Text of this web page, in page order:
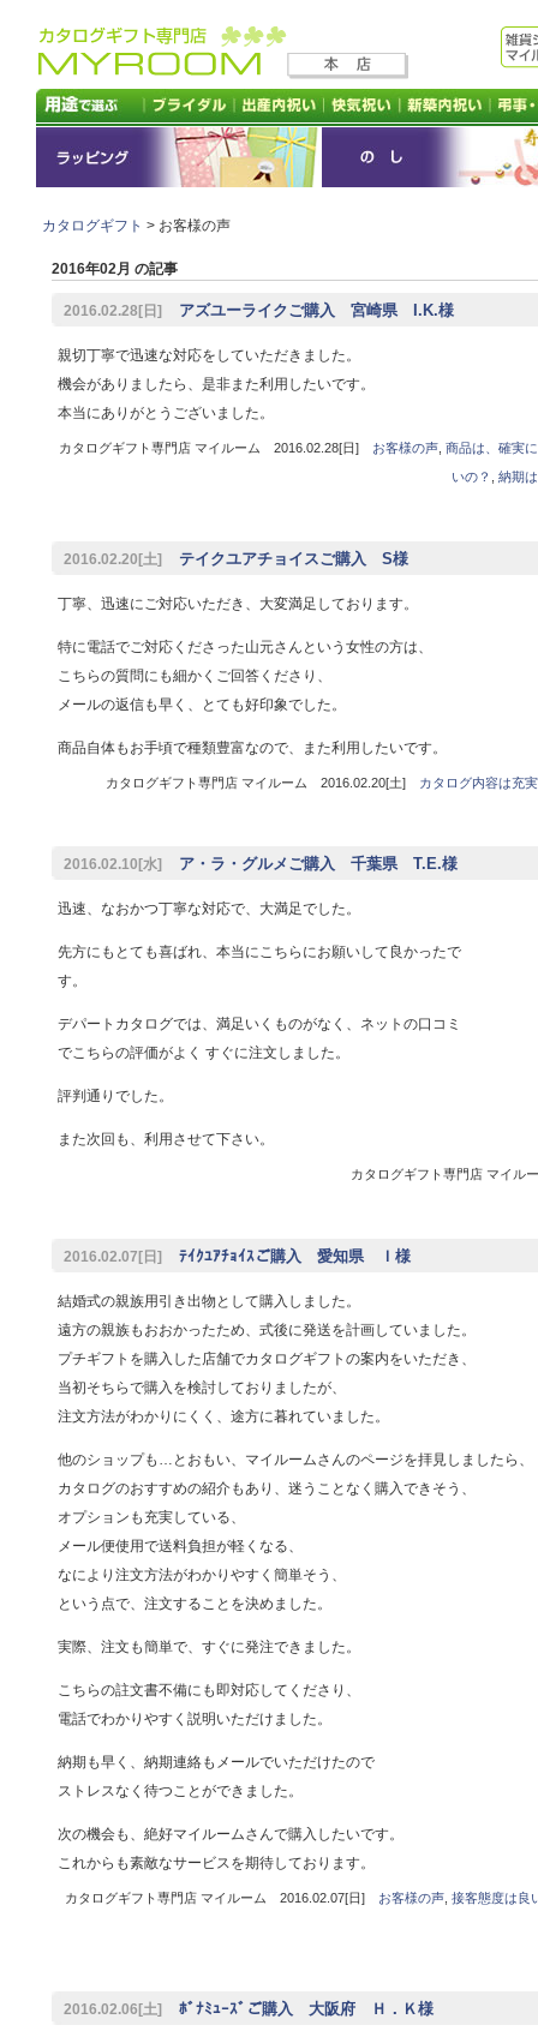
カタログギフト > お客様の声
2016年02月 の記事
2016.02.28[日] アズユーライクご購入 宮崎県 I.K.様
親切丁寧で迅速な対応をしていただきました。
機会がありましたら、是非また利用したいです。
本当にありがとうございました。
カタログギフト専門店 マイルーム 2016.02.28[日] お客様の声, 商品は、確実
いの？
納期
2016.02.20[土] テイクユアチョイスご購入 S様
丁寧、迅速にご対応いただき、大変満足しております。
特に電話でご対応くださった山元さんという女性の方は、
こちらの質問にも細かくご回答くださり、
メールの返信も早く、とても好印象でした。
商品自体もお手頃で種類豊富なので、また利用したいです。
カタログギフト専門店 マイルーム 2016.02.20[土] カタログ内容は充
2016.02.10[水] ア・ラ・グルメご購入 千葉県 T.E.様
迅速、なおかつ丁寧な対応で、大満足でした。
先方にもとても喜ばれ、本当にこちらにお願いして良かったで
す。
デパートカタログでは、満足いくものがなく、ネットの口コミ
でこちらの評価がよく すぐに注文しました。
評判通りでした。
また次回も、利用させて下さい。
カタログギフト専門店 マイ
2016.02.07[日] ﾃｲｸﾕｱﾁｮｲｽご購入 愛知県 Ｉ様
結婚式の親族用引き出物として購入しました。
遠方の親族もおおかったため、式後に発送を計画していました。
プチギフトを購入した店舗でカタログギフトの案内をいただき、
当初そちらで購入を検討しておりましたが、
注文方法がわかりにくく、途方に暮れていました。
他のショップも…とおもい、マイルームさんのページを拝見しましたら、
カタログのおすすめの紹介もあり、迷うことなく購入できそう、
オプションも充実している、
メール便使用で送料負担が軽くなる、
なにより注文方法がわかりやすく簡単そう、
という点で、注文することを決めました。
実際、注文も簡単で、すぐに発注できました。
こちらの註文書不備にも即対応してくださり、
電話でわかりやすく説明いただけました。
納期も早く、納期連絡もメールでいただけたので
ストレスなく待つことができました。
次の機会も、絶好マイルームさんで購入したいです。
これからも素敵なサービスを期待しております。
カタログギフト専門店 マイルーム 2016.02.07[日] お客様の声, 接客態度は良
2016.02.06[土] ﾎﾞﾅﾐｭｰｽﾞご購入 大阪府 Ｈ．Ｋ様